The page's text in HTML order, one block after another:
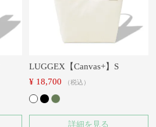
LUGGEX【Canvas+】S
¥ 18,700 税込
詳細を見る